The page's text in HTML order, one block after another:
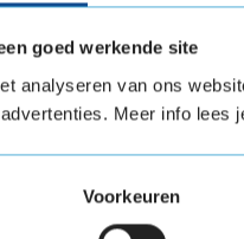
goed werkende site
analyseren van ons
Meer info lees
Voorkeuren
Alpin is
kun je rekenen
partijen zoals
dan veel
hoeft te wisselen, wat